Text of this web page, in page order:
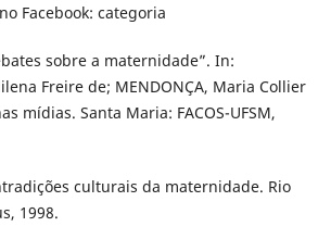
Facebook: categoria
sobre a maternidade”. In:
Freire de; MENDONÇA, Maria Collier
mídias. Santa Maria: FACOS-UFSM,
culturais da maternidade. Rio
1998.